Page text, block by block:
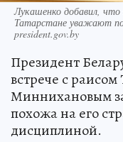
Лукашенко добавил,
Татарстане уважают
president.gov.by
Президент
встрече с
Миннихановым
похожа на его
дисциплиной.